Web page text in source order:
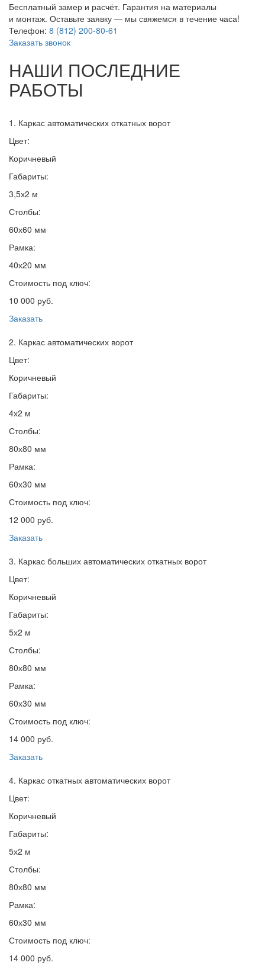
Бесплатный замер и расчёт. Гарантия на материалы
и монтаж. Оставьте заявку — мы свяжемся в течение часа!
Телефон: 8 (812) 200-80-61
Заказать звонок
НАШИ ПОСЛЕДНИЕ
РАБОТЫ
1. Каркас автоматических откатных ворот
Цвет:
Коричневый
Габариты:
3,5х2 м
Столбы:
60х60 мм
Рамка:
40х20 мм
Стоимость под ключ:
10 000 руб.
Заказать
2. Каркас автоматических ворот
Цвет:
Коричневый
Габариты:
4х2 м
Столбы:
80х80 мм
Рамка:
60х30 мм
Стоимость под ключ:
12 000 руб.
Заказать
3. Каркас больших автоматических откатных ворот
Цвет:
Коричневый
Габариты:
5х2 м
Столбы:
80х80 мм
Рамка:
60х30 мм
Стоимость под ключ:
14 000 руб.
Заказать
4. Каркас откатных автоматических ворот
Цвет:
Коричневый
Габариты:
5х2 м
Столбы:
80х80 мм
Рамка:
60х30 мм
Стоимость под ключ:
14 000 руб.